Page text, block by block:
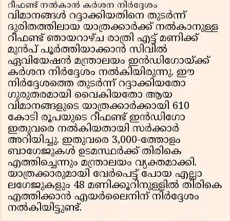
റീഫണ്ട് നൽകാൻ കർശന നിർദ്ദേശം
വിമാനങ്ങൾ റദ്ദാക്കിയതിനെ തുടർന്ന്
ദുരിതത്തിലായ യാത്രക്കാർക്ക് നൽകാനുള്ള
റീഫണ്ട് ഞായറാഴ്ച രാത്രി എട്ട് മണിക്ക്
മുൻപ് പൂർത്തിയാക്കാൻ സിവിൽ
ഏവിയേഷൻ മന്ത്രാലയം ഇൻഡിഗോയ്ക്ക്
കർശന നിർദ്ദേശം നൽകിയിരുന്നു. ഈ
നിർദ്ദേശത്തെ തുടർന്ന് റദ്ദാക്കിയതോ
ഗുരുതരമായി വൈകിയതോ ആയ
വിമാനങ്ങളുടെ യാത്രക്കാർക്കായി 610
കോടി രൂപയുടെ റീഫണ്ട് ഇൻഡിഗോ
ഇതുവരെ നൽകിയതായി സർക്കാർ
അറിയിച്ചു. ഇതുവരെ 3,000-ത്തോളം
ബാഗേജുകൾ ഉടമസ്ഥർക്ക് തിരികെ
എത്തിച്ചെന്നും മന്ത്രാലയം വ്യക്തമാക്കി.
യാത്രക്കാരുമായി വേർപെട്ട് പോയ എല്ലാ
ലഗേജുകളും 48 മണിക്കൂറിനുള്ളിൽ തിരികെ
എത്തിക്കാൻ എയർലൈനിന് നിർദ്ദേശം
നൽകിയിട്ടുണ്ട്.